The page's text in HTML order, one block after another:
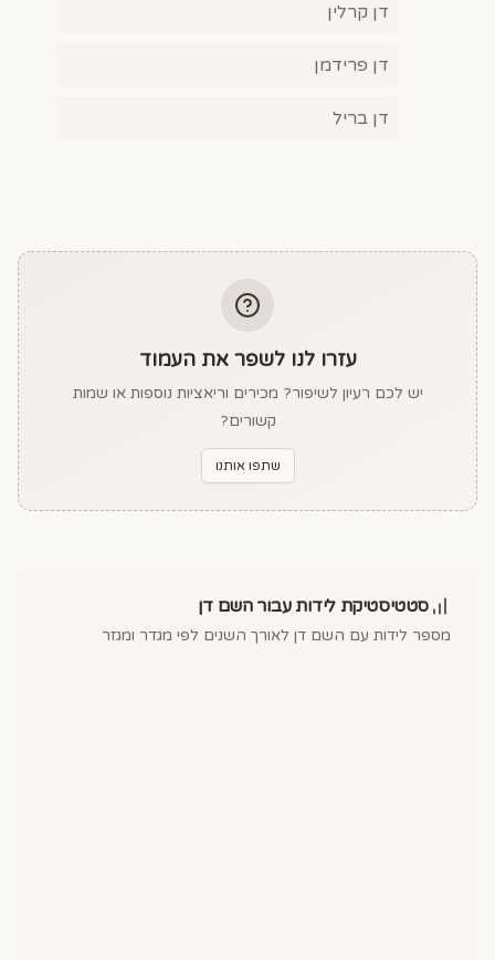
דן קרלין
דן פרידמן
דן בריל
עזרו לנו לשפר את העמוד
יש לכם רעיון לשיפור? מכירים וריאציות נוספות או שמות
קשורים?
שתפו אותנו
סטטיסטיקת לידות עבור השם דן
מספר לידות עם השם דן לאורך השנים לפי מגדר ומגזר